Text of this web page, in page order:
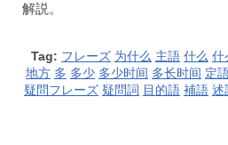
解説。
Tag: フレーズ 为什么 主語 什么 什
地方 多 多少 多少时间 多长时间 定
疑問フレーズ 疑問詞 目的語 補語 述